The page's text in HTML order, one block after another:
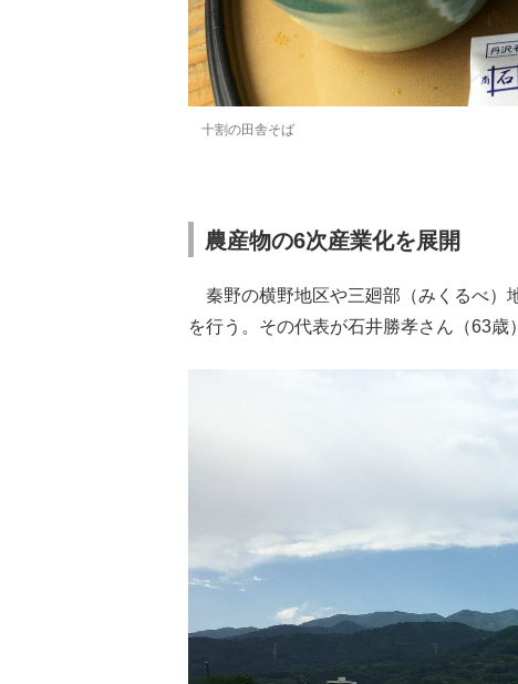
十割の田舎そば
農産物の6次産業化を展開
秦野の横野地区や三廻部（みくるべ）
を行う。その代表が石井勝孝さん（63歳